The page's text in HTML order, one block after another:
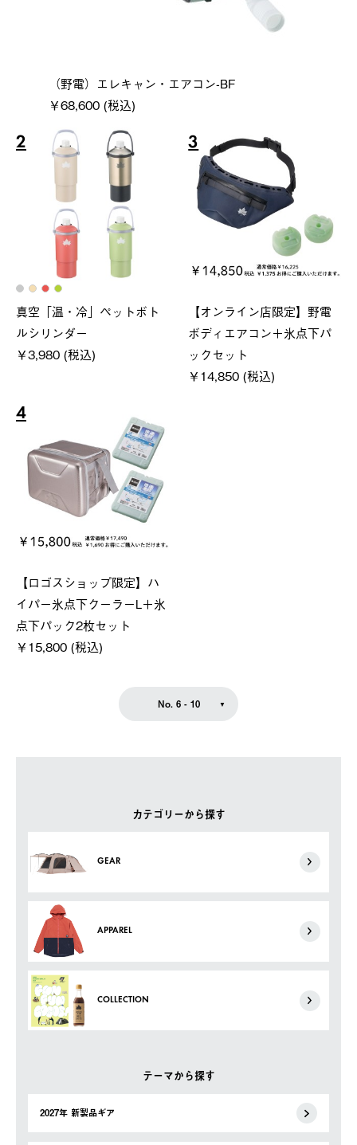
カテゴリーから探す
GEAR
APPAREL
COLLECTION
テーマから探す
2027年 新製品ギア
（野電）エレキャン・エアコン-BF
￥68,600 (税込)
2
真空「温・冷」ペットボト
ルシリンダー
￥3,980 (税込)
3
【オンライン店限定】野電
ボディエアコン＋氷点下パ
ックセット
￥14,850 (税込)
4
【ロゴスショップ限定】ハ
イパー氷点下クーラーL＋氷
点下パック2枚セット
￥15,800 (税込)
No. 6 - 10